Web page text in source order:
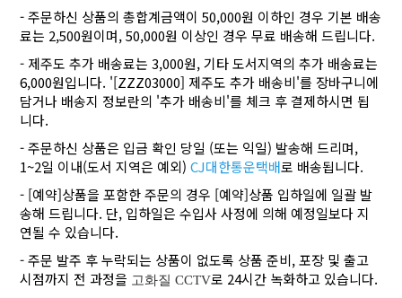
- 주문하신 상품의 총합계금액이 50,000원 이하인 경우 기본 배송
료는 2,500원이며, 50,000원 이상인 경우 무료 배송해 드립니다.
- 제주도 추가 배송료는 3,000원, 기타 도서지역의 추가 배송료는
6,000원입니다. '[ZZZ03000] 제주도 추가 배송비'를 장바구니에
담거나 배송지 정보란의 '추가 배송비'를 체크 후 결제하시면 됩
니다.
- 주문하신 상품은 입금 확인 당일 (또는 익일) 발송해 드리며,
1~2일 이내(도서 지역은 예외)CJ대한통운택배로 배송됩니다.
- [예약]상품을 포함한 주문의 경우 [예약]상품 입하일에 일괄 발
송해 드립니다. 단, 입하일은 수입사 사정에 의해 예정일보다 지
연될 수 있습니다.
- 주문 발주 후 누락되는 상품이 없도록 상품 준비, 포장 및 출고
시점까지 전 과정을 고화질 CCTV로 24시간 녹화하고 있습니다.